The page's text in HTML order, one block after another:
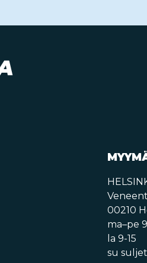
00210
ma–pe
la 9-15
su